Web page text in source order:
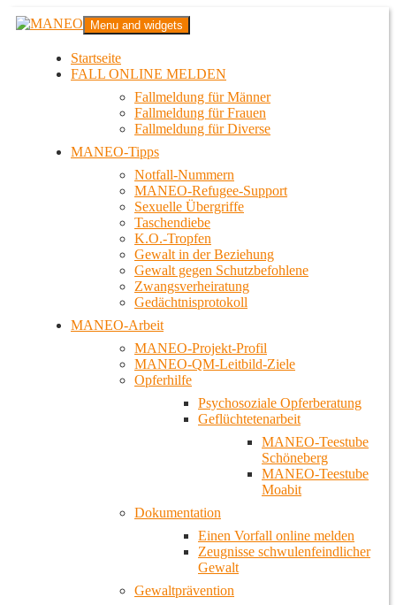
Zum
InhaltMANEO
Das schwule Anti-Gewalt-Projekt in Berlin
Menu and widgets
Startseite
FALL ONLINE MELDEN
Fallmeldung für Männer
Fallmeldung für Frauen
Fallmeldung für Diverse
MANEO-Tipps
Notfall-Nummern
MANEO-Refugee-Support
Sexuelle Übergriffe
Taschendiebe
K.O.-Tropfen
Gewalt in der Beziehung
Gewalt gegen Schutzbefohlene
Zwangsverheiratung
Gedächtnisprotokoll
MANEO-Arbeit
MANEO-Projekt-Profil
MANEO-QM-Leitbild-Ziele
Opferhilfe
Psychosoziale Opferberatung
Geflüchtetenarbeit
MANEO-Teestube
Schöneberg
MANEO-Teestube
Moabit
Dokumentation
Einen Vorfall online melden
Zeugnisse schwulenfeindlicher
Gewalt
Gewaltprävention